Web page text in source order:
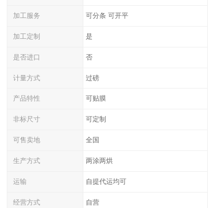
加工服务 可分条 可开平
加工定制 是
是否进口 否
计量方式 过磅
产品特性 可贴膜
非标尺寸 可定制
可售卖地 全国
生产方式 两涂两烘
运输 自提代运均可
经营方式 自营